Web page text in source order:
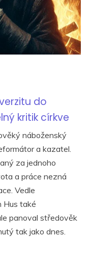
do
kritik církve
náboženský
a kazatel.
za jednoho
a práce nezná
Vedle
Hus také
panoval středověk
tak jako dnes.